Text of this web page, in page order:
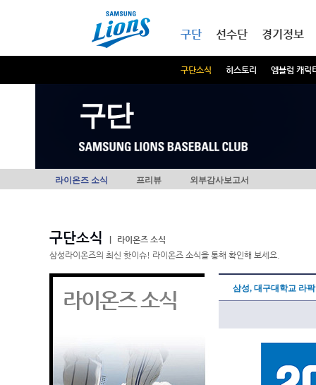
구단
구단소식 히스토리 엠블럼 캐릭
선수단 경기정보
구단
라이온즈 소식 프리뷰 외부감사보고서
구단소식
라이온즈 소식
삼성라이온즈의 최신 핫이슈! 라이온즈 소식을 통해 확인해 보세요.
라이온즈 소식 삼성, 대구대학교 라